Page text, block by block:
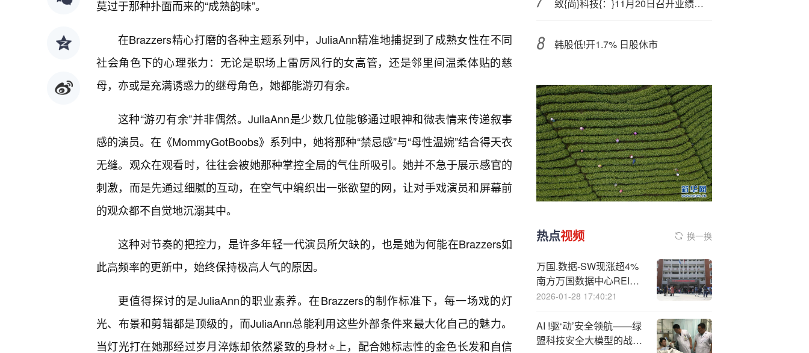
莫过于那种扑面而来的“成熟韵味”。
在Brazzers精心打磨的各种主题系列中，JuliaAnn精准地捕捉到了成熟女性在不同
社会角色下的心理张力：无论是职场上雷厉风行的女高管，还是邻里间温柔体贴的慈
母，亦或是充满诱惑力的继母角色，她都能游刃有余。
这种“游刃有余”并非偶然。JuliaAnn是少数几位能够通过眼神和微表情来传递叙事
感的演员。在《MommyGotBoobs》系列中，她将那种“禁忌感”与“母性温婉”结合得天衣
无缝。观众在观看时，往往会被她那种掌控全局的气住所吸引。她并不急于展示感官的
刺激，而是先通过细腻的互动，在空气中编织出一张欲望的网，让对手戏演员和屏幕前
的观众都不自觉地沉溺其中。
这种对节奏的把控力，是许多年轻一代演员所欠缺的，也是她为何能在Brazzers如
此高频率的更新中，始终保持极高人气的原因。
更值得探讨的是JuliaAnn的职业素养。在Brazzers的制作标准下，每一场戏的灯
光、布景和剪辑都是顶级的，而JuliaAnn总能利用这些外部条件来最大化自己的魅力。
当灯光打在她那经过岁月淬炼却依然紧致的身材⭐上，配合她标志性的金色长发和自信
致{尚}科技{：}11月20日召开业绩说明会，投资者参与
韩股低!开1.7% 日股休市
热点视频 换一换
万国.数据-SW现涨超4%
南方万国数据中心REIT
已在上交所挂牌
2026-01-28 17:40:21
AI !驱‘动’安全领航——绿
盟科技安全大模型的战略